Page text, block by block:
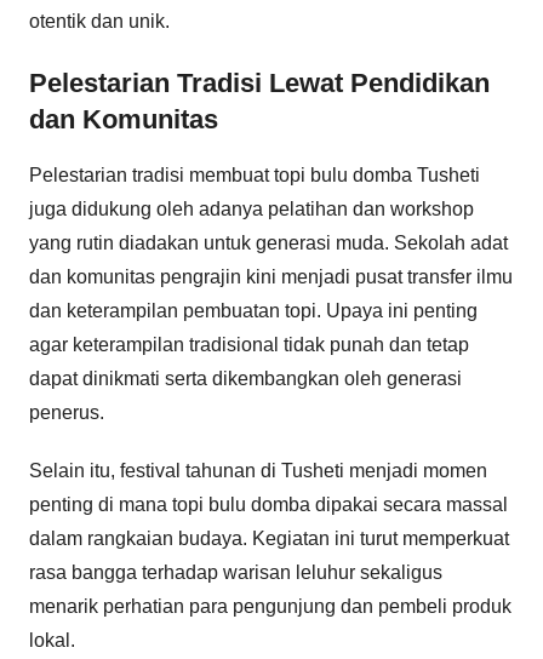
otentik dan unik.
Pelestarian Tradisi Lewat Pendidikan
dan Komunitas
Pelestarian tradisi membuat topi bulu domba Tusheti
juga didukung oleh adanya pelatihan dan workshop
yang rutin diadakan untuk generasi muda. Sekolah adat
dan komunitas pengrajin kini menjadi pusat transfer ilmu
dan keterampilan pembuatan topi. Upaya ini penting
agar keterampilan tradisional tidak punah dan tetap
dapat dinikmati serta dikembangkan oleh generasi
penerus.
Selain itu, festival tahunan di Tusheti menjadi momen
penting di mana topi bulu domba dipakai secara massal
dalam rangkaian budaya. Kegiatan ini turut memperkuat
rasa bangga terhadap warisan leluhur sekaligus
menarik perhatian para pengunjung dan pembeli produk
lokal.